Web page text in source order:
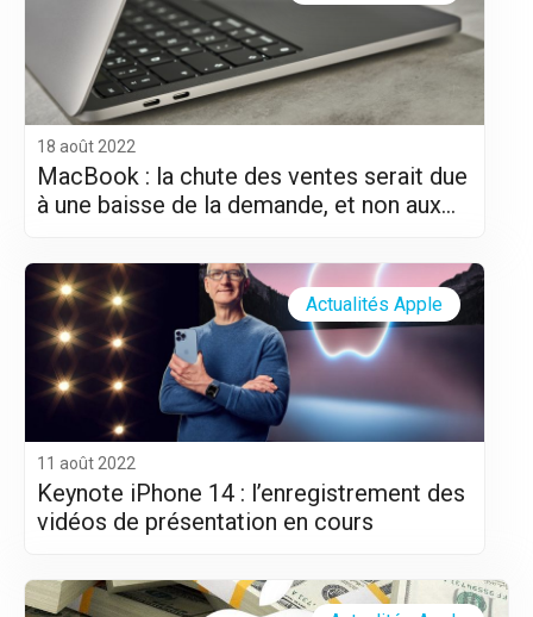
18 août 2022
MacBook : la chute des ventes serait due
à une baisse de la demande, et non aux
11 août 2022
Keynote iPhone 14 : l’enregistrement des
vidéos de présentation en cours
Actualités Apple